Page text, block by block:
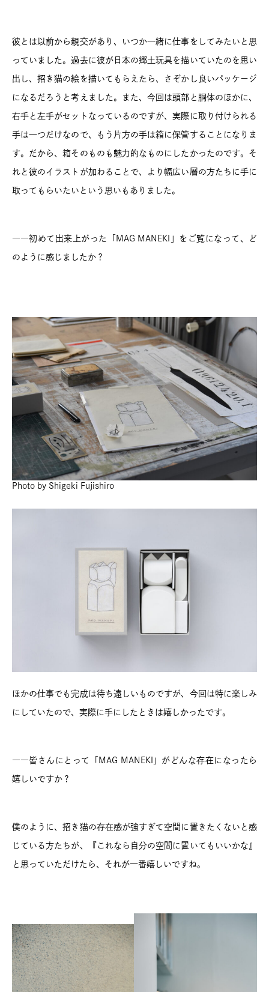
彼とは以前から親交があり、いつか一緒に仕事をしてみたいと思
っていました。過去に彼が日本の郷土玩具を描いていたのを思い
出し、招き猫の絵を描いてもらえたら、さぞかし良いパッケージ
になるだろうと考えました。また、今回は頭部と胴体のほかに、
右手と左手がセットなっているのですが、実際に取り付けられる
手は一つだけなので、もう片方の手は箱に保管することになりま
す。だから、箱そのものも魅力的なものにしたかったのです。そ
れと彼のイラストが加わることで、より幅広い層の方たちに手に
取ってもらいたいという思いもありました。
――初めて出来上がった「MAG MANEKI」をご覧になって、ど
のように感じましたか？
Photo by Shigeki Fujishiro
ほかの仕事でも完成は待ち遠しいものですが、今回は特に楽しみ
にしていたので、実際に手にしたときは嬉しかったです。
――皆さんにとって「MAG MANEKI」がどんな存在になったら
嬉しいですか？
僕のように、招き猫の存在感が強すぎて空間に置きたくないと感
じている方たちが、『これなら自分の空間に置いてもいいかな』
と思っていただけたら、それが一番嬉しいですね。